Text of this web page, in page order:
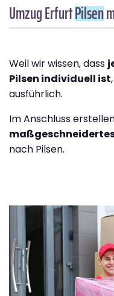
Umzug ErfurtPilsen
Weil wir wissen, dass
Pilsen individuell ist
ausführlich.
Im Anschluss
nach Pilsen.